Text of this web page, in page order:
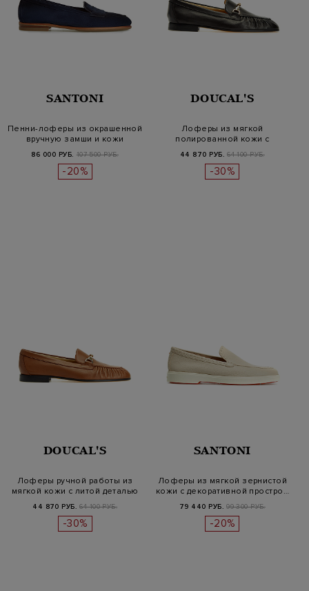
SANTONI
Пенни-лоферы из окрашенной
вручную замши и кожи
86 000 РУБ. 107 500 РУБ.
-20%
DOUCAL'S
Лоферы из мягкой
полированной кожи с
пряжкой-трензелем
44 870 РУБ. 64 100 РУБ.
-30%
DOUCAL'S
Лоферы ручной работы из
мягкой кожи с литой деталью
44 870 РУБ. 64 100 РУБ.
-30%
SANTONI
Лоферы из мягкой зернистой
кожи с декоративной простро…
79 440 РУБ. 99 300 РУБ.
-20%